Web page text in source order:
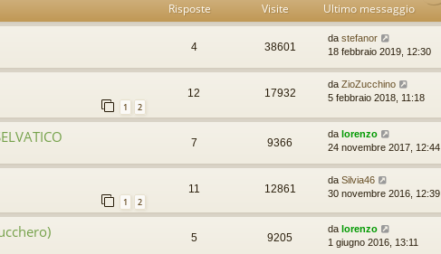
Risposte Visite Ultimo messaggio
4 38601
da stefanor
18 febbraio 2019, 12:30
1 2
12 17932
da ZioZucchino
5 febbraio 2018, 11:18
7 9366
da lorenzo
24 novembre 2017, 12:44
1 2
11 12861
da Silvia46
30 novembre 2016, 12:39
5 9205
da lorenzo
1 giugno 2016, 13:11